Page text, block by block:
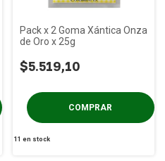
Pack x 2 Goma Xántica Onza
de Oro x 25g
$5.519,10
11 en stock